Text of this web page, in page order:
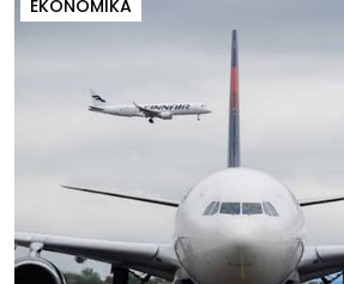
EKONOMIKA